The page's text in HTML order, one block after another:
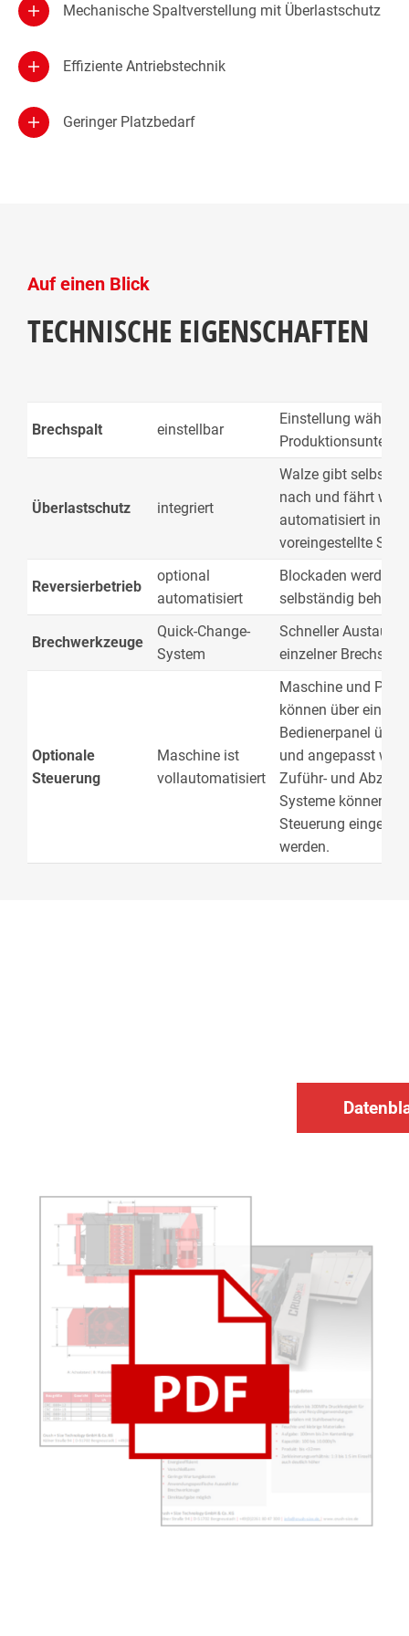
Mechanische Spaltverstellung mit Überlastschutz
Effiziente Antriebstechnik
Geringer Platzbedarf
Auf einen Blick
TECHNISCHE EIGENSCHAFTEN
Brechspalt einstellbar
Einstellung während
Überlastschutz integriert
Walze gibt
nach und fährt
automatisiert in die
voreingestellte
Reversierbetrieb
optional
automatisiert
Blockaden werden
selbständig
Brechwerkzeuge
Quick-Change-
System
Schneller
einzelner
Optionale
Steuerung
Maschine ist
vollautomatisiert
Maschine und
können über ein
Bedienerpanel
und angepasst
Zuführ- und Abzug-
Systeme können in
Steuerung
werden.